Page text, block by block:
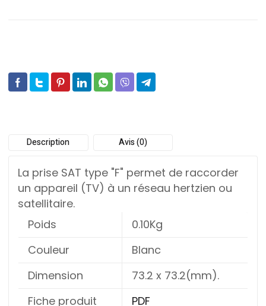
Description Avis (0)
La prise SAT type "F" permet de raccorder
un appareil (TV) à un réseau hertzien ou
satellitaire.
Poids
0.10Kg
Couleur
Blanc
Dimension
73.2 x 73.2(mm).
Fiche produit
PDF